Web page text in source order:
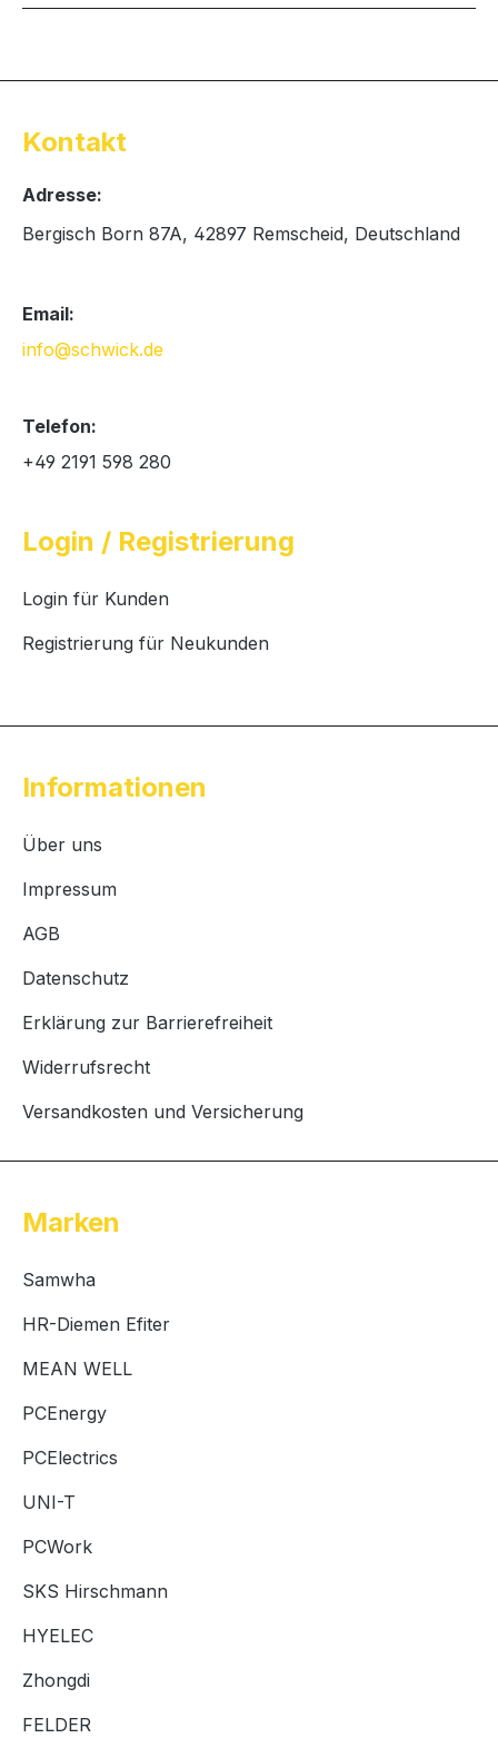
Kontakt
Adresse:
Bergisch Born 87A, 42897 Remscheid, Deutschland
Email:
info@schwick.de
Telefon:
+49 2191 598 280
Login / Registrierung
Login für Kunden
Registrierung für Neukunden
Informationen
Über uns
Impressum
AGB
Datenschutz
Erklärung zur Barrierefreiheit
Widerrufsrecht
Versandkosten und Versicherung
Marken
Samwha
HR-Diemen Efiter
MEAN WELL
PCEnergy
PCElectrics
UNI-T
PCWork
SKS Hirschmann
HYELEC
Zhongdi
FELDER